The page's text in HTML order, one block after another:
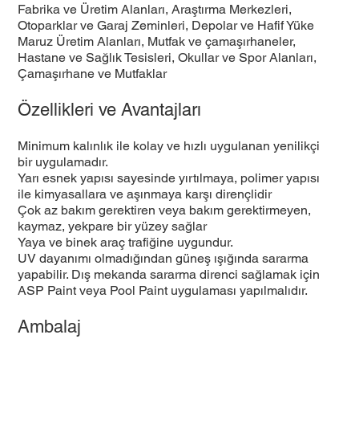
Fabrika ve Üretim Alanları, Araştırma Merkezleri,
Otoparklar ve Garaj Zeminleri, Depolar ve Hafif Yüke
Maruz Üretim Alanları, Mutfak ve çamaşırhaneler,
Hastane ve Sağlık Tesisleri, Okullar ve Spor Alanları,
Çamaşırhane ve Mutfaklar
Özellikleri ve Avantajları
Minimum kalınlık ile kolay ve hızlı uygulanan yenilikçi
bir uygulamadır.
Yarı esnek yapısı sayesinde yırtılmaya, polimer yapısı
ile kimyasallara ve aşınmaya karşı dirençlidir
Çok az bakım gerektiren veya bakım gerektirmeyen,
kaymaz, yekpare bir yüzey sağlar
Yaya ve binek araç trafiğine uygundur.
UV dayanımı olmadığından güneş ışığında sararma
yapabilir. Dış mekanda sararma direnci sağlamak için
ASP Paint veya Pool Paint uygulaması yapılmalıdır.
Ambalaj